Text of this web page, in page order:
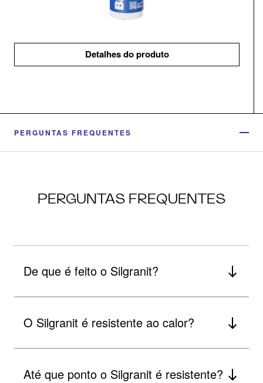
Detalhes do produto
PERGUNTAS FREQUENTES
PERGUNTAS FREQUENTES
De que é feito o Silgranit?
O Silgranit é resistente ao calor?
Até que ponto o Silgranit é resistente?